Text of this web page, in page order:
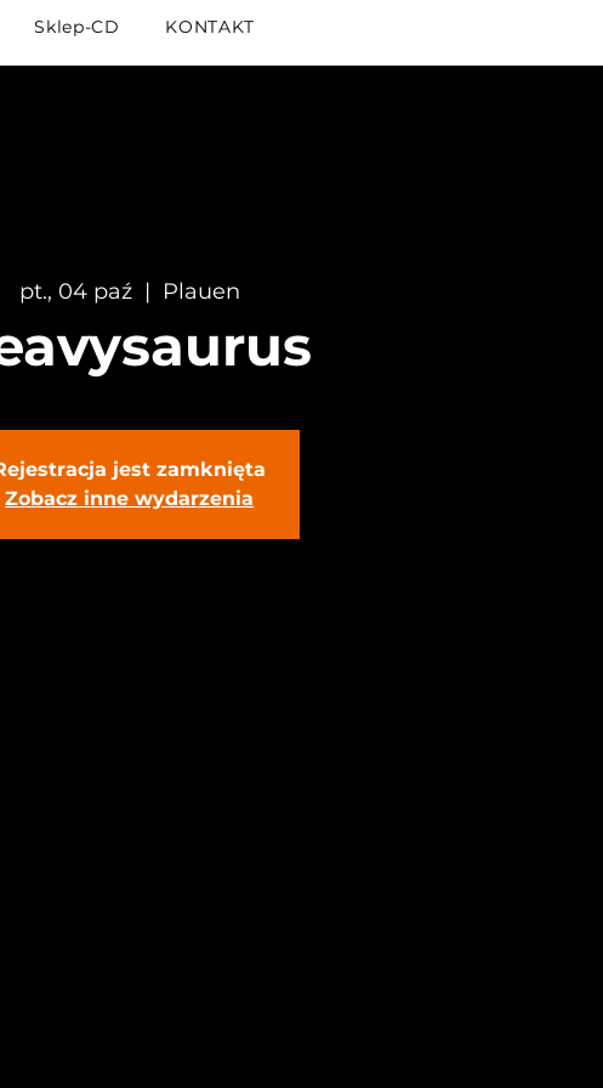
Sklep-CD KONTAKT
pt., 04 paź
  |
Plauen
jest zamknięta
Zobacz inne wydarzenia